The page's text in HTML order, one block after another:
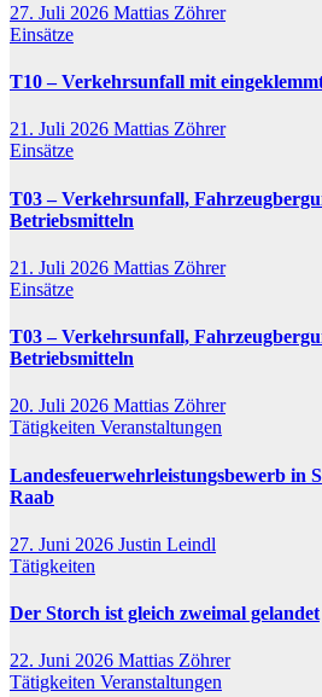
27. Juli 2026 Mattias Zöhrer
Einsätze
T10 – Verkehrsunfall mit
21. Juli 2026 Mattias Zöhrer
Einsätze
T03 – Verkehrsunfall,
Betriebsmitteln
21. Juli 2026 Mattias Zöhrer
Einsätze
T03 – Verkehrsunfall,
Betriebsmitteln
20. Juli 2026 Mattias Zöhrer
Tätigkeiten Veranstaltungen
Landesfeuerwehrleistungsbewerb in
Raab
27. Juni 2026 Justin Leindl
Tätigkeiten
Der Storch ist gleich zweimal gelandet
22. Juni 2026 Mattias Zöhrer
Tätigkeiten Veranstaltungen